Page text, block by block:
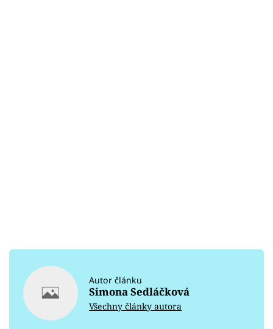
Autor článku
Simona Sedláčková
Všechny články autora